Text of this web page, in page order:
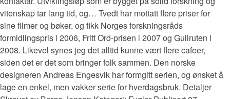
vitenskap tar lang tid, og… Tvedt har mottatt flere priser for
sine filmer og bøker, og fikk Norges forskningsråds
formidlingspris i 2006, Fritt Ord-prisen i 2007 og Gullruten i
2008. Likevel synes jeg det alltid kunne vært flere cafeer,
siden det er det som bringer folk sammen. Den norske
designeren Andreas Engesvik har formgitt serien, og ønsket å
lage en enkel, men vakker serie for hverdagsbruk. Detaljer